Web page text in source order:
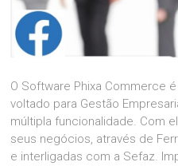
O Software Phixa Commerce
voltado para Gestão
múltipla funcionalidade. Com
seus negócios, através de
e interligadas com a Sefaz.